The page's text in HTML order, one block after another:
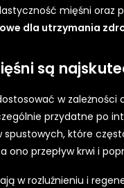
mięśni oraz
dla utrzymania
są
w zależności
przydatne po
które
ono przepływ krwi i
w rozluźnieniu i